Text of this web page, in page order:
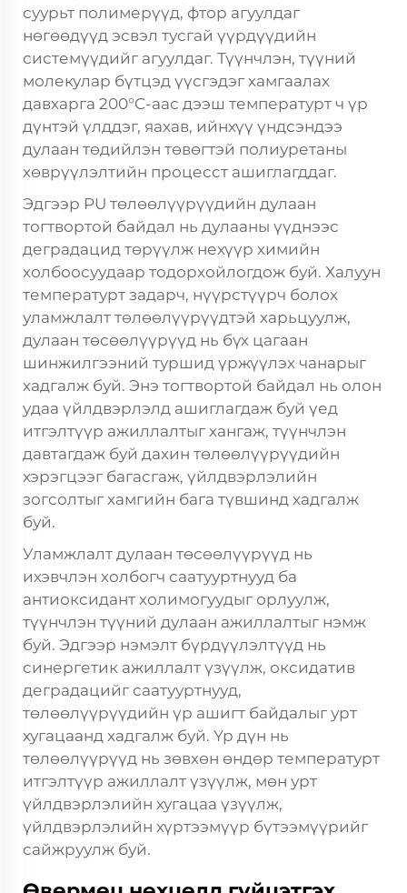
суурьт полимерүүд, фтор агуулдаг
нөгөөдүүд эсвэл тусгай үүрдүүдийн
системүүдийг агуулдаг. Түүнчлэн, түүний
молекулар бүтцэд үүсгэдэг хамгаалах
давхарга 200°C-аас дээш температурт ч үр
дүнтэй үлддэг, яахав, ийнхүү үндсэндээ
дулаан төдийлэн төвөгтэй полиуретаны
хөврүүлэлтийн процесст ашиглагддаг.
Эдгээр PU төлөөлүүрүүдийн дулаан
тогтвортой байдал нь дулааны үүднээс
деградацид төрүүлж нехүүр химийн
холбоосуудаар тодорхойлогдож буй. Халуун
температурт задарч, нүүрстүүрч болох
уламжлалт төлөөлүүрүүдтэй харьцуулж,
дулаан төсөөлүүрүүд нь бүх цагаан
шинжилгээний туршид үржүүлэх чанарыг
хадгалж буй. Энэ тогтвортой байдал нь олон
удаа үйлдвэрлэлд ашиглагдаж буй үед
итгэлтүүр ажиллалтыг хангаж, түүнчлэн
давтагдаж буй дахин төлөөлүүрүүдийн
хэрэгцээг багасгаж, үйлдвэрлэлийн
зогсолтыг хамгийн бага түвшинд хадгалж
буй.
Уламжлалт дулаан төсөөлүүрүүд нь
ихэвчлэн холбогч саатууртнууд ба
антиоксидант холимогуудыг орлуулж,
түүнчлэн түүний дулаан ажиллалтыг нэмж
буй. Эдгээр нэмэлт бүрдүүлэлтүүд нь
синергетик ажиллалт үзүүлж, оксидатив
деградацийг саатууртнууд,
төлөөлүүрүүдийн үр ашигт байдалыг урт
хугацаанд хадгалж буй. Үр дүн нь
төлөөлүүрүүд нь зөвхөн өндөр температурт
итгэлтүүр ажиллалт үзүүлж, мөн урт
үйлдвэрлэлийн хугацаа үзүүлж,
үйлдвэрлэлийн хүртээмүүр бүтээмүүрийг
сайжруулж буй.